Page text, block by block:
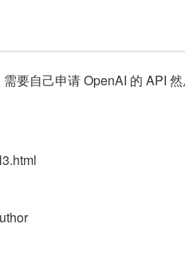
要自己申请 OpenAI 的 API